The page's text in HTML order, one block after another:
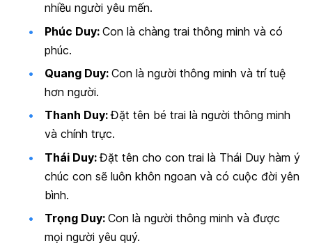
nhiều người yêu mến.
Phúc Duy: Con là chàng trai thông minh và có
phúc.
Quang Duy: Con là người thông minh và trí tuệ
hơn người.
Thanh Duy:Đặt tên bé trai là người thông minh
và chính trực.
Thái Duy:Đặt tên cho con trai là Thái Duy hàm ý
chúc con sẽ luôn khôn ngoan và có cuộc đời yên
bình.
Trọng Duy: Con là người thông minh và được
mọi người yêu quý.